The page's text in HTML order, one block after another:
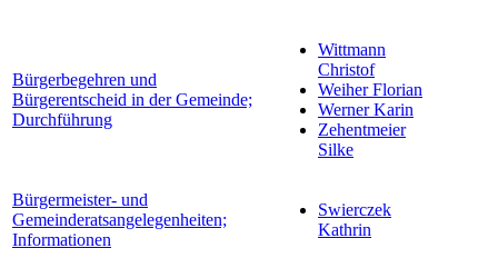
Bürgerbegehren und
Bürgerentscheid in der Gemeinde;
Durchführung
Wittmann
Christof
Weiher Florian
Werner Karin
Zehentmeier
Silke
Bürgermeister- und
Gemeinderatsangelegenheiten;
Informationen
Swierczek
Kathrin